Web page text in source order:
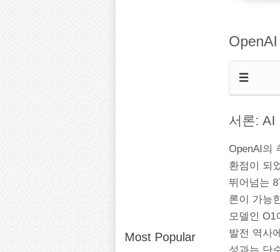
Most Popular
☰
서론: AI
OpenAI의
환점이 되
뛰어넘는
론이 가능
모델인 O1
발전 역사